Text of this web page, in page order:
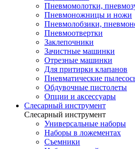
Пневмомолотки,
Пневмоножницы и ножи
Пневмолобзики,
Пневмоотвертки
Заклепочники
Зачистные машинки
Отрезные машинки
Для притирки клапанов
Пневматические
Обдувочные пистолеты
Опции и аксессуары
Слесарный инструмент
Слесарный инструмент
Универсальные наборы
Наборы в ложементах
Съемники